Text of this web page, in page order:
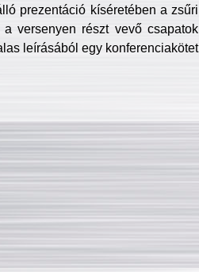
prezentáció kíséretében a zsűri
versenyen részt vevő csapatok
leírásából egy konferenciakötet